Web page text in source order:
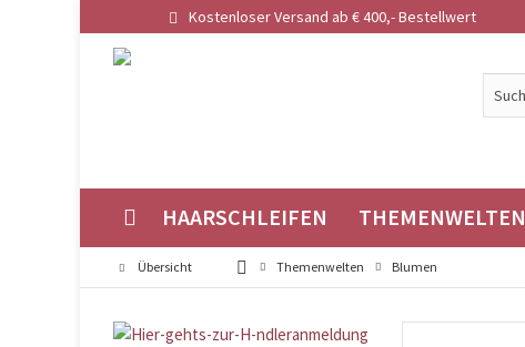
Kostenloser Versand ab € 400,- Bestellwert
HAARSCHLEIFEN THEMENWELTEN
Übersicht Themenwelten Blumen